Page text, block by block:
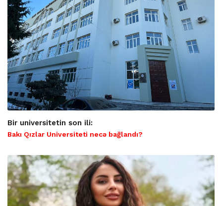
Bir universitetin son ili:
Bakı Qızlar Universiteti necə bağlandı?